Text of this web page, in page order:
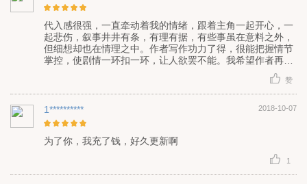
代入感很强，一直牵动着我的情绪，跟着主角一起开心，一
起悲伤，叙事井井有条，有理有据，有些事虽在意料之外，
但细想却也在情理之中。作者写作功力了得，很能把握情节
掌控，使剧情一环扣一环，让人欲罢不能。我希望作者再接
再励，继续书写更精彩的片断，生活是在人生经历，与感悟
学习中成长起来的。需要慢慢的经历慢慢的长大，看书不只
能观其表面，可以在里面学到很多独到的见识与知识精华所
在，不要浪费了时间，负了自己，错过了一本好书“励志前
行，不负韶华”。
赞
1********** 2018-10-07
为了你，我充了钱，好久更新啊
1